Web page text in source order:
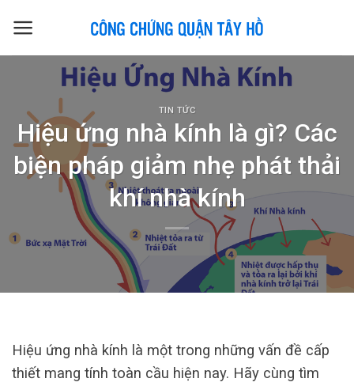
TIN TỨC
Hiệu ứng nhà kính là gì? Các
biện pháp giảm nhẹ phát thải
khí nhà kính
Hiệu ứng nhà kính là một trong những vấn đề cấp
thiết mang tính toàn cầu hiện nay. Hãy cùng tìm